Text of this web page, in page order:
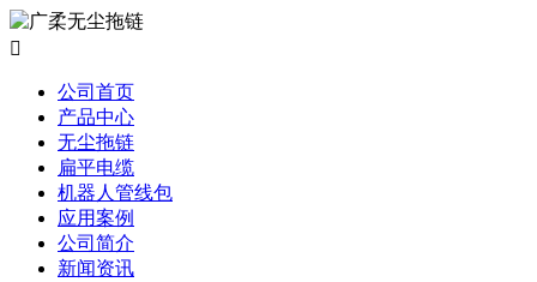

公司首页
产品中心
无尘拖链
扁平电缆
机器人管线包
应用案例
公司简介
新闻资讯